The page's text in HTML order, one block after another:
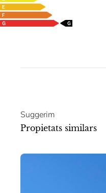
Suggerim
Propietats similars